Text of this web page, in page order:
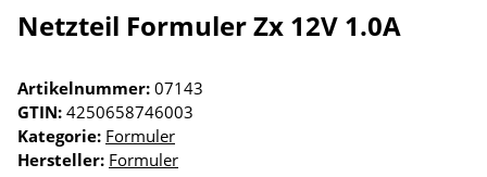
Netzteil Formuler Zx 12V 1.0A
Artikelnummer: 07143
GTIN: 4250658746003
Kategorie: Formuler
Hersteller: Formuler